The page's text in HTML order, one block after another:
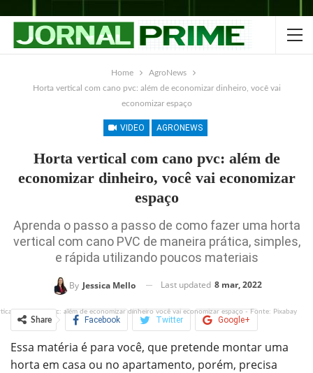
Home
AgroNews
Horta vertical com cano pvc: além de economizar dinheiro, você vai
economizar espaço
VIDEO AGRONEWS
Horta vertical com cano pvc: além de
economizar dinheiro, você vai economizar
espaço
Aprenda o passo a passo de como fazer uma horta
vertical com cano PVC de maneira prática, simples,
e rápida utilizando poucos materiais
By Jessica Mello Last updated 8 mar, 2022
com cano pvc: além de economizar dinheiro você vai economizar espaço - Fonte: Pixabay
Share Facebook Twitter Google+
ReddIt WhatsApp Pinterest
Essa matéria é para você, que pretende montar uma
horta em casa ou no apartamento, porém, precisa